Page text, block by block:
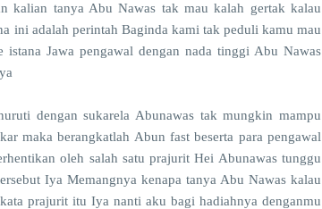
kalian tanya Abu Nawas tak mau kalah gertak kalau
ini adalah perintah Baginda kami tak peduli kamu mau
Jawa pengawal dengan nada tinggi Abu Nawas
dengan sukarela Abunawas tak mungkin mampu
maka berangkatlah Abun fast beserta para pengawal
oleh salah satu prajurit Hei Abunawas tunggu
Iya Memangnya kenapa tanya Abu Nawas kalau
prajurit itu Iya nanti aku bagi hadiahnya denganmu